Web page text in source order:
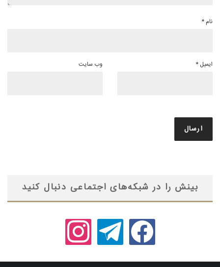
نام *
ایمیل * وب‌ سایت
بینش را در شبکه‌های اجتماعی دنبال کنید
facebook
telegram
instagram